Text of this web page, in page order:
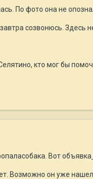
По фото она не
созвонюсь. Здесь
кто мог бы
Вот объявка
Возможно он уже